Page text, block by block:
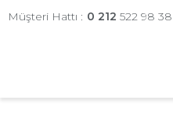
Müşteri Hattı : 0 212 522 98 38